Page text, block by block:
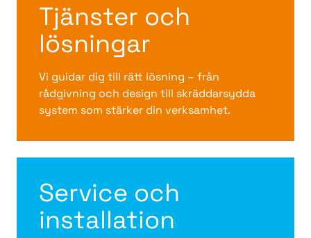
Tjänster och
lösningar
Vi guidar dig till rätt lösning – från
rådgivning och design till skräddarsydda
system som stärker din verksamhet.
Service och
installation